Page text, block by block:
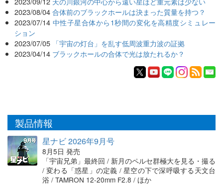
2023/08/04 合体前のブラックホールは決まった質量を持つ？
2023/07/14 中性子星合体から1秒間の変化を高精度シミュレー
ション
2023/07/05 「宇宙の灯台」を乱す低周波重力波の証拠
2023/04/14 ブラックホールの合体で光は放たれるか？
製品情報
星ナビ 2026年9月号
8月5日 発売
「宇宙兄弟」最終回 / 新月のペルセ群極大を見る・撮る
/ 変わる「惑星」の定義 / 星空の下で深呼吸する天文台
浴 / TAMRON 12-20mm F2.8 / ほか